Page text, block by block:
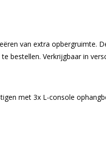
van extra opbergruimte.
bestellen. Verkrijgbaar in
met 3x L-console